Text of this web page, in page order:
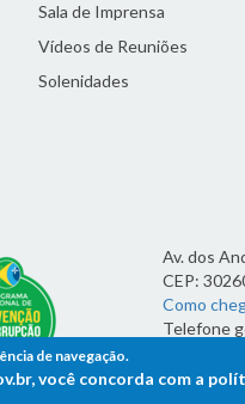
Sala de Imprensa
Vídeos de Reuniões
Solenidades
Av. dos
CEP:
Como
Telefone
7h às 19h
de navegação.
você concorda com a